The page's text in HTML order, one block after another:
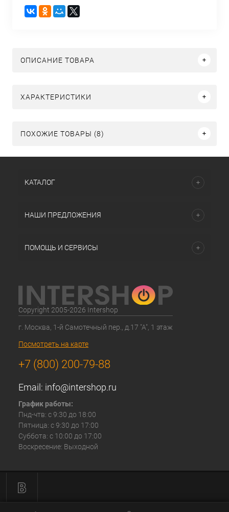
ОПИСАНИЕ ТОВАРА
ХАРАКТЕРИСТИКИ
ПОХОЖИЕ ТОВАРЫ (8)
КАТАЛОГ
НАШИ ПРЕДЛОЖЕНИЯ
ПОМОЩЬ И СЕРВИСЫ
Copyright 2005-2026 Intershop
г. Москва, 1-й Самотечный пер., д.17 "А", 1 этаж
Посмотреть на карте
+7 (800) 200-79-88
Email: info@intershop.ru
График работы:
Пнд-чтв: с 9:30 до 18:00
Пятница: с 9:30 до 17:00
Суббота: с 10:00 до 17:00
Воскресение: Выходной